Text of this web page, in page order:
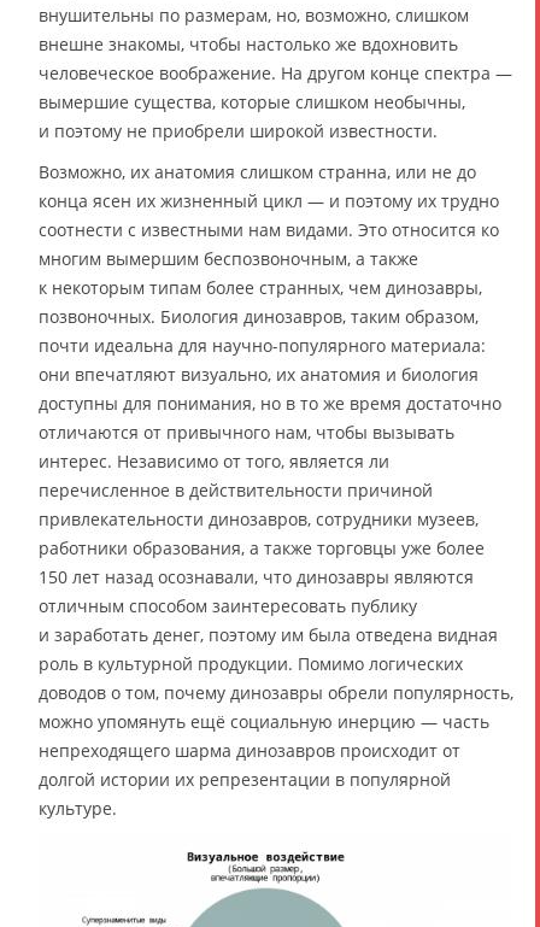
внушительны по размерам, но, возможно, слишком
внешне знакомы, чтобы настолько же вдохновить
человеческое воображение. На другом конце спектра —
вымершие существа, которые слишком необычны,
и поэтому не приобрели широкой известности.
Возможно, их анатомия слишком странна, или не до
конца ясен их жизненный цикл — и поэтому их трудно
соотнести с известными нам видами. Это относится ко
многим вымершим беспозвоночным, а также
к некоторым типам более странных, чем динозавры,
позвоночных. Биология динозавров, таким образом,
почти идеальна для научно-популярного материала:
они впечатляют визуально, их анатомия и биология
доступны для понимания, но в то же время достаточно
отличаются от привычного нам, чтобы вызывать
интерес. Независимо от того, является ли
перечисленное в действительности причиной
привлекательности динозавров, сотрудники музеев,
работники образования, а также торговцы уже более
150 лет назад осознавали, что динозавры являются
отличным способом заинтересовать публику
и заработать денег, поэтому им была отведена видная
роль в культурной продукции. Помимо логических
доводов о том, почему динозавры обрели популярность,
можно упомянуть ещё социальную инерцию — часть
непреходящего шарма динозавров происходит от
долгой истории их репрезентации в популярной
культуре.